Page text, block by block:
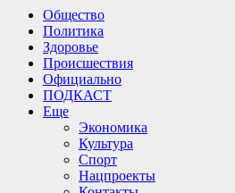
Общество
Политика
Здоровье
Происшествия
Официально
ПОДКАСТ
Еще
Экономика
Культура
Спорт
Нацпроекты